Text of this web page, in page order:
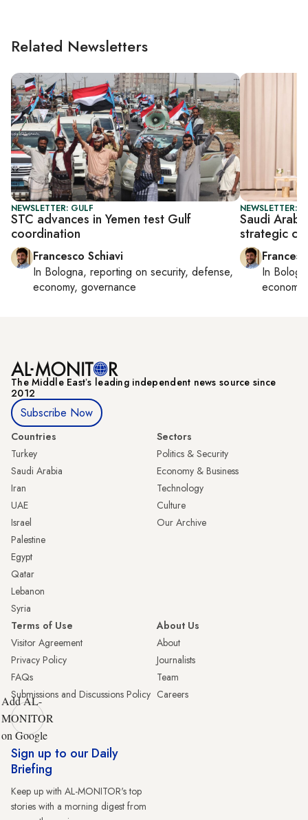
Related Newsletters
NEWSLETTER: GULF
STC advances in Yemen test Gulf
coordination
Francesco Schiavi
In Bologna, reporting on security, defense,
economy, governance
NEWSLETTER:
Saudi
strategic
In
The Middle Eastʼs leading independent news source since
2012
Subscribe Now
Countries
Turkey
Saudi Arabia
Iran
UAE
Israel
Palestine
Egypt
Qatar
Lebanon
Syria
Sectors
Politics & Security
Economy & Business
Technology
Culture
Our Archive
Terms of Use
Visitor Agreement
Privacy Policy
FAQs
Submissions and Discussions Policy
About Us
About
Journalists
Team
Careers
Add AL-
MONITOR
on Google
Sign up to our Daily
Briefing
Keep up with AL-MONITOR's top
stories with a morning digest from